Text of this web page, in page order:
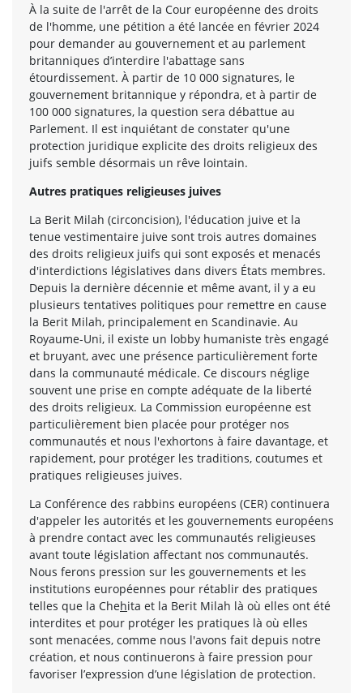
À la suite de l'arrêt de la Cour européenne des droits
de l'homme, une pétition a été lancée en février 2024
pour demander au gouvernement et au parlement
britanniques d’interdire l'abattage sans
étourdissement. À partir de 10 000 signatures, le
gouvernement britannique y répondra, et à partir de
100 000 signatures, la question sera débattue au
Parlement. Il est inquiétant de constater qu'une
protection juridique explicite des droits religieux des
juifs semble désormais un rêve lointain.
Autres pratiques religieuses juives
La Berit Milah (circoncision), l'éducation juive et la
tenue vestimentaire juive sont trois autres domaines
des droits religieux juifs qui sont exposés et menacés
d'interdictions législatives dans divers États membres.
Depuis la dernière décennie et même avant, il y a eu
plusieurs tentatives politiques pour remettre en cause
la Berit Milah, principalement en Scandinavie. Au
Royaume-Uni, il existe un lobby humaniste très engagé
et bruyant, avec une présence particulièrement forte
dans la communauté médicale. Ce discours néglige
souvent une prise en compte adéquate de la liberté
des droits religieux. La Commission européenne est
particulièrement bien placée pour protéger nos
communautés et nous l'exhortons à faire davantage, et
rapidement, pour protéger les traditions, coutumes et
pratiques religieuses juives.
La Conférence des rabbins européens (CER) continuera
d'appeler les autorités et les gouvernements européens
à prendre contact avec les communautés religieuses
avant toute législation affectant nos communautés.
Nous ferons pression sur les gouvernements et les
institutions européennes pour rétablir des pratiques
telles que la Chehita et la Berit Milah là où elles ont été
interdites et pour protéger les pratiques là où elles
sont menacées, comme nous l'avons fait depuis notre
création, et nous continuerons à faire pression pour
favoriser l’expression d’une législation de protection.